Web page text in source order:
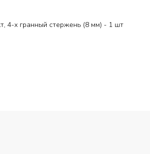
4-х гранный стержень (8 мм) - 1 шт